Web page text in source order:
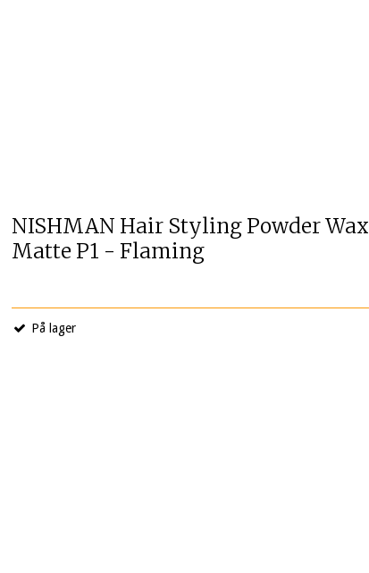
NISHMAN Hair Styling Powder Wax
Matte P1 - Flaming
På lager